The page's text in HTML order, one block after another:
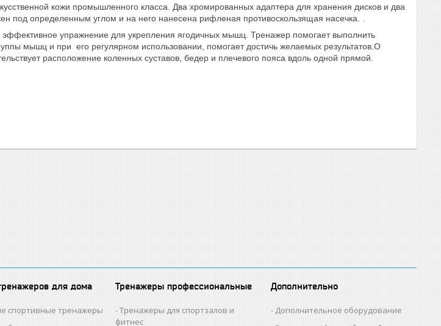
кожи промышленного класса. Два хромированных адаптера для хранения дисков и два
под определенным углом и на него нанесена рифленая противоскользящая насечка. .
упражнение для укрепления ягодичных мышц. Тренажер помогает выполнить
мышц и при его регулярном использовании, помогает достичь желаемых результатов.О
расположение коленных суставов, бедер и плечевого пояса вдоль одной прямой.
для дома
спортивные тренажеры
Тренажеры профессиональные
Тренажеры для спортзалов и
фитнес
Дополнительно
Дополнительное оборудование